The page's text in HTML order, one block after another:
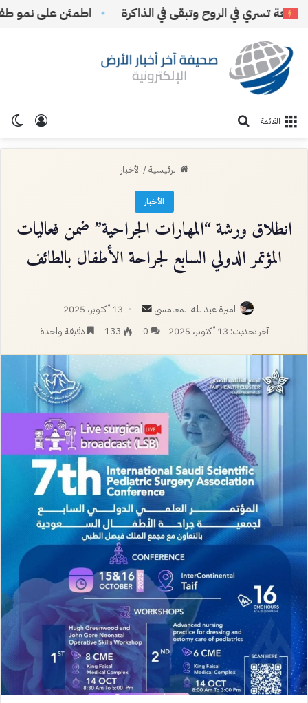
تسري في الروح وتبقى في الذاكرة اطمئن على نمو طفلك
تسجيل القائمة
الرئيسية/ الأخبار
الأخبار
انطلاق ورشة “المهارات الجراحية” ضمن فعاليات
المؤتمر الدولي السابع لجراحة الأطفال بالطائف
اميرة عبدالله المغامسي
أرسل
بريدا
13 أكتوبر، 2025
آخر تحديث: 13 أكتوبر، 2025
0
133 دقيقة واحدة